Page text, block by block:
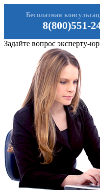
8(800)551-
Бесплатная
Задайте вопрос